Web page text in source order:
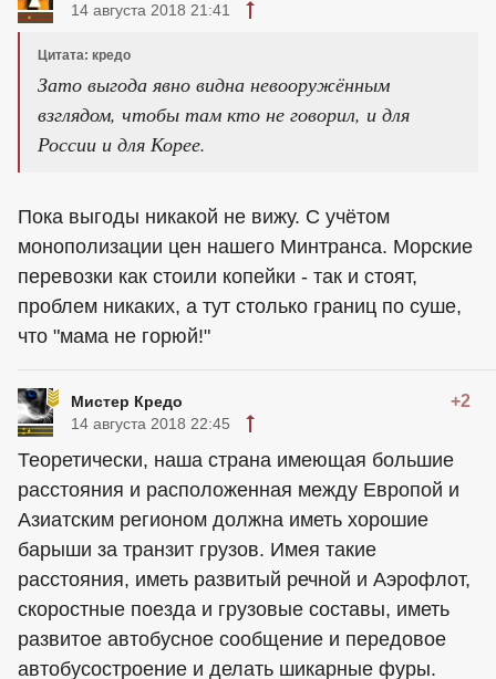
14 августа 2018 21:41
Цитата: кредо
Зато выгода явно видна невооружённым
взглядом, чтобы там кто не говорил, и для
России и для Корее.
Пока выгоды никакой не вижу. С учётом
монополизации цен нашего Минтранса. Морские
перевозки как стоили копейки - так и стоят,
проблем никаких, а тут столько границ по суше,
что "мама не горюй!"
Мистер Кредо +2
14 августа 2018 22:45
Теоретически, наша страна имеющая большие
расстояния и расположенная между Европой и
Азиатским регионом должна иметь хорошие
барыши за транзит грузов. Имея такие
расстояния, иметь развитый речной и Аэрофлот,
скоростные поезда и грузовые составы, иметь
развитое автобусное сообщение и передовое
автобусостроение и делать шикарные фуры.